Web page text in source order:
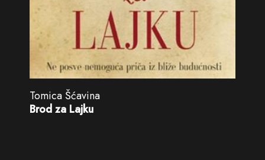
Tomica Šćavina
Brod za Lajku